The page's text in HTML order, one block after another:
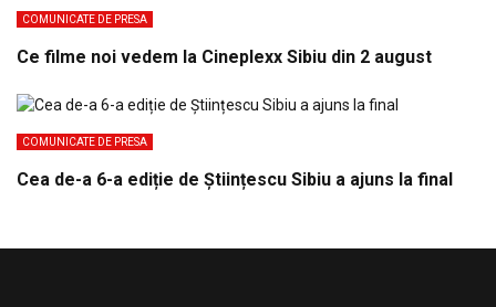
COMUNICATE DE PRESA
Ce filme noi vedem la Cineplexx Sibiu din 2 august
COMUNICATE DE PRESA
Cea de-a 6-a ediție de Științescu Sibiu a ajuns la final